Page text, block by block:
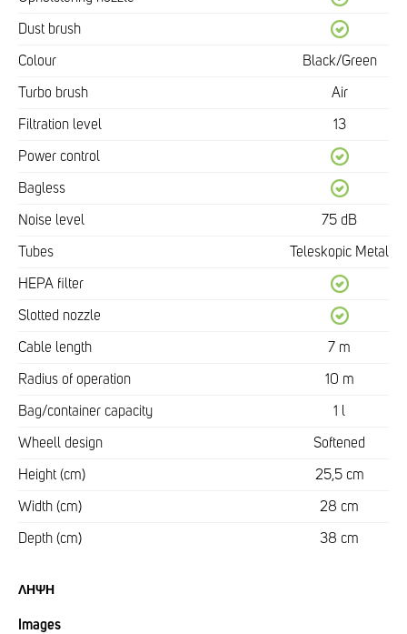
Dust brush
Colour Black/Green
Turbo brush Air
Filtration level 13
Power control
Bagless
Noise level 75 dB
Tubes Teleskopic Metal
HEPA filter
Slotted nozzle
Cable length 7 m
Radius of operation 10 m
Bag/container capacity 1 l
Wheell design Softened
Height (cm) 25,5 cm
Width (cm) 28 cm
Depth (cm) 38 cm
ΛΉΨΗ
Images